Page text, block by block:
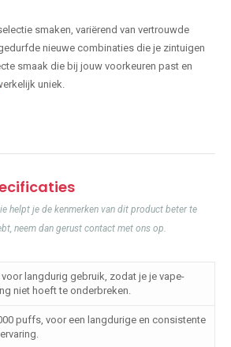
smaken, variërend van vertrouwde
nieuwe combinaties die je zintuigen
smaak die bij jouw voorkeuren past en
uniek.
helpt je de kenmerken van dit product beter te
neem dan gerust contact met ons op.
voor langdurig gebruik, zodat je je vape-
niet hoeft te onderbreken.
puffs, voor een langdurige en consistente